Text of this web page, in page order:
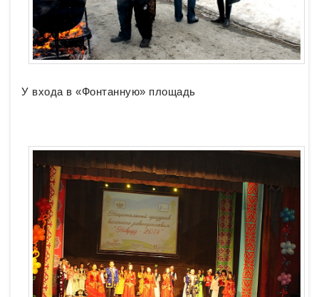
У входа в «Фонтанную» площадь